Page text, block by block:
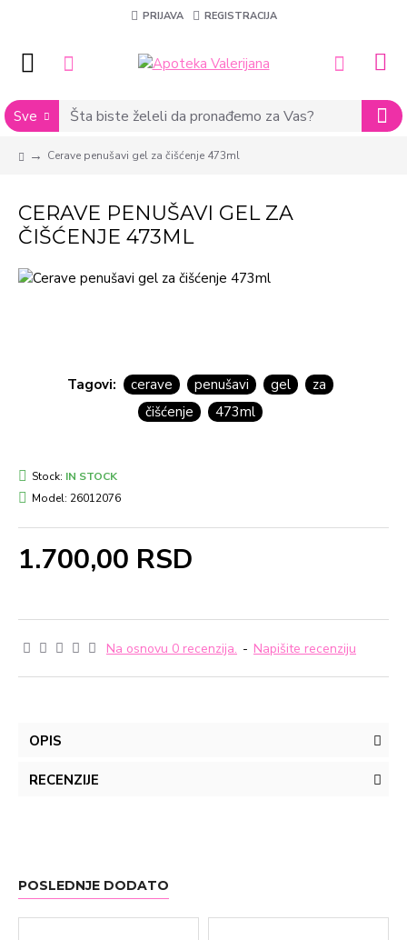
PRIJAVA REGISTRACIJA
Sve
Cerave penušavi gel za čišćenje 473ml
CERAVE PENUŠAVI GEL ZA
ČIŠĆENJE 473ML
Tagovi: cerave penušavi gel
za
čišćenje
473ml
Na osnovu 0 recenzija. - Napišite recenziju
1.700,00 RSD
Stock: IN STOCK
Model: 26012076
OPIS
RECENZIJE
POSLEDNJE DODATO